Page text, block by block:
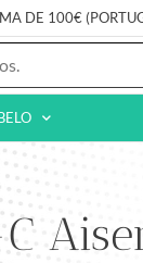
DE 100€